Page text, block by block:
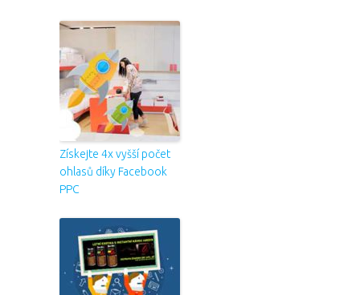
Získejte 4x vyšší počet
ohlasů díky Facebook
PPC